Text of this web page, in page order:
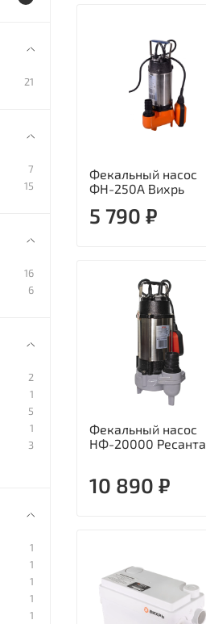
Фекальный насос
ФН-250А Вихрь
5 790 ₽
Фекальный насос
НФ-20000 Ресанта
10 890 ₽
21
7
15
16
6
2
1
5
1
3
1
1
1
1
1